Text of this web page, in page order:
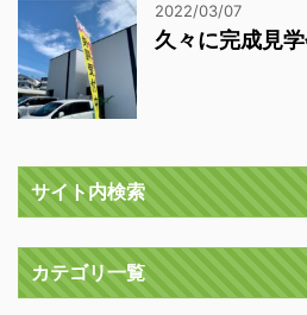
2022/03/07
久々に完成見
サイト内検索
カテゴリ一覧